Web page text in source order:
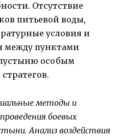
Отсутствие
питьевой воды,
условия и
между пунктами
особым
методы и
боевых
Анализ воздействия